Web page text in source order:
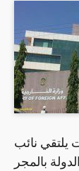
يلتقي نائب
بالمجر